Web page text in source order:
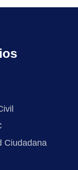
Ciudadana